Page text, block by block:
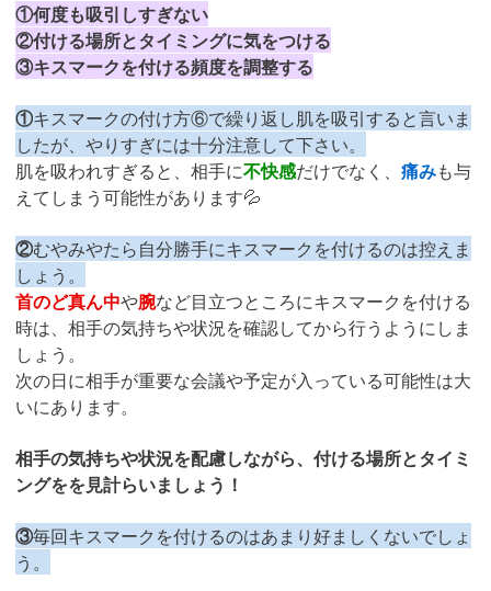
①何度も吸引しすぎない
②付ける場所とタイミングに気をつける
③キスマークを付ける頻度を調整する
①キスマークの付け方⑥で繰り返し肌を吸引すると言いま
したが、やりすぎには十分注意して下さい。
肌を吸われすぎると、相手に不快感だけでなく、 痛みも与
えてしまう可能性があります💦
②むやみやたら自分勝手にキスマークを付けるのは控えま
しょう。
首のど真ん中や腕など目立つところにキスマークを付ける
時は、相手の気持ちや状況を確認してから行うようにしま
しょう。
次の日に相手が重要な会議や予定が入っている可能性は大
いにあります。
相手の気持ちや状況を配慮しながら、付ける場所とタイミ
ングをを見計らいましょう！
③毎回キスマークを付けるのはあまり好ましくないでしょ
う。